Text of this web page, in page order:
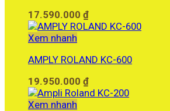
17.590.000 ₫
Xem nhanh
AMPLY ROLAND KC-600
19.950.000 ₫
Xem nhanh